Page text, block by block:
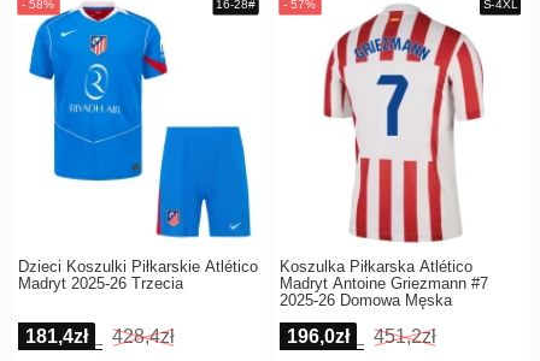
Dzieci Koszulki Piłkarskie Atlético
Madryt 2025-26 Trzecia
181,4zł 428,4zł
Koszulka Piłkarska Atlético
Madryt Antoine Griezmann #7
2025-26 Domowa Męska
196,0zł 451,2zł